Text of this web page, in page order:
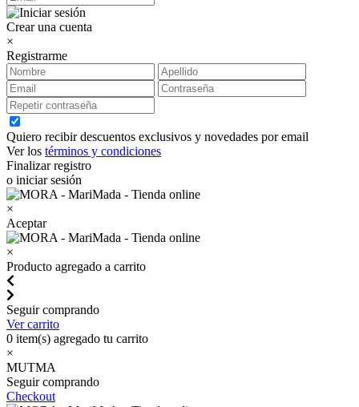
Crear una cuenta
×
Registrarme
Quiero recibir descuentos exclusivos y novedades por email
Ver los términos y condiciones
Finalizar registro
o iniciar sesión
×
Aceptar
×
Producto agregado a carrito
Seguir comprando
Ver carrito
0 item(s) agregado tu carrito
×
MUTMA
Seguir comprando
Checkout